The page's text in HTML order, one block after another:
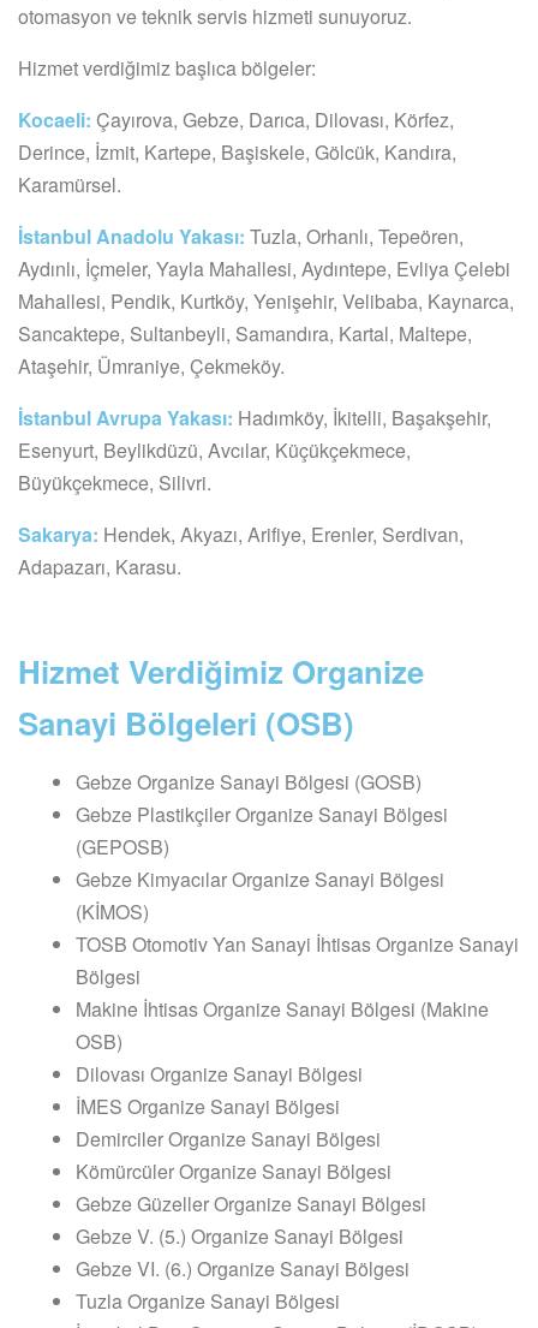
otomasyon ve teknik servis hizmeti sunuyoruz.
Hizmet verdiğimiz başlıca bölgeler:
Kocaeli: Çayırova, Gebze, Darıca, Dilovası, Körfez,
Derince, İzmit, Kartepe, Başiskele, Gölcük, Kandıra,
Karamürsel.
İstanbul Anadolu Yakası: Tuzla, Orhanlı, Tepeören,
Aydınlı, İçmeler, Yayla Mahallesi, Aydıntepe, Evliya Çelebi
Mahallesi, Pendik, Kurtköy, Yenişehir, Velibaba, Kaynarca,
Sancaktepe, Sultanbeyli, Samandıra, Kartal, Maltepe,
Ataşehir, Ümraniye, Çekmeköy.
İstanbul Avrupa Yakası: Hadımköy, İkitelli, Başakşehir,
Esenyurt, Beylikdüzü, Avcılar, Küçükçekmece,
Büyükçekmece, Silivri.
Sakarya: Hendek, Akyazı, Arifiye, Erenler, Serdivan,
Adapazarı, Karasu.
Hizmet Verdiğimiz Organize
Sanayi Bölgeleri (OSB)
Gebze Organize Sanayi Bölgesi (GOSB)
Gebze Plastikçiler Organize Sanayi Bölgesi
(GEPOSB)
Gebze Kimyacılar Organize Sanayi Bölgesi
(KİMOS)
TOSB Otomotiv Yan Sanayi İhtisas Organize Sanayi
Bölgesi
Makine İhtisas Organize Sanayi Bölgesi (Makine
OSB)
Dilovası Organize Sanayi Bölgesi
İMES Organize Sanayi Bölgesi
Demirciler Organize Sanayi Bölgesi
Kömürcüler Organize Sanayi Bölgesi
Gebze Güzeller Organize Sanayi Bölgesi
Gebze V. (5.) Organize Sanayi Bölgesi
Gebze VI. (6.) Organize Sanayi Bölgesi
Tuzla Organize Sanayi Bölgesi